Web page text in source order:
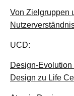
Von Zielgruppen
UCD:
Design-
Design zu Life